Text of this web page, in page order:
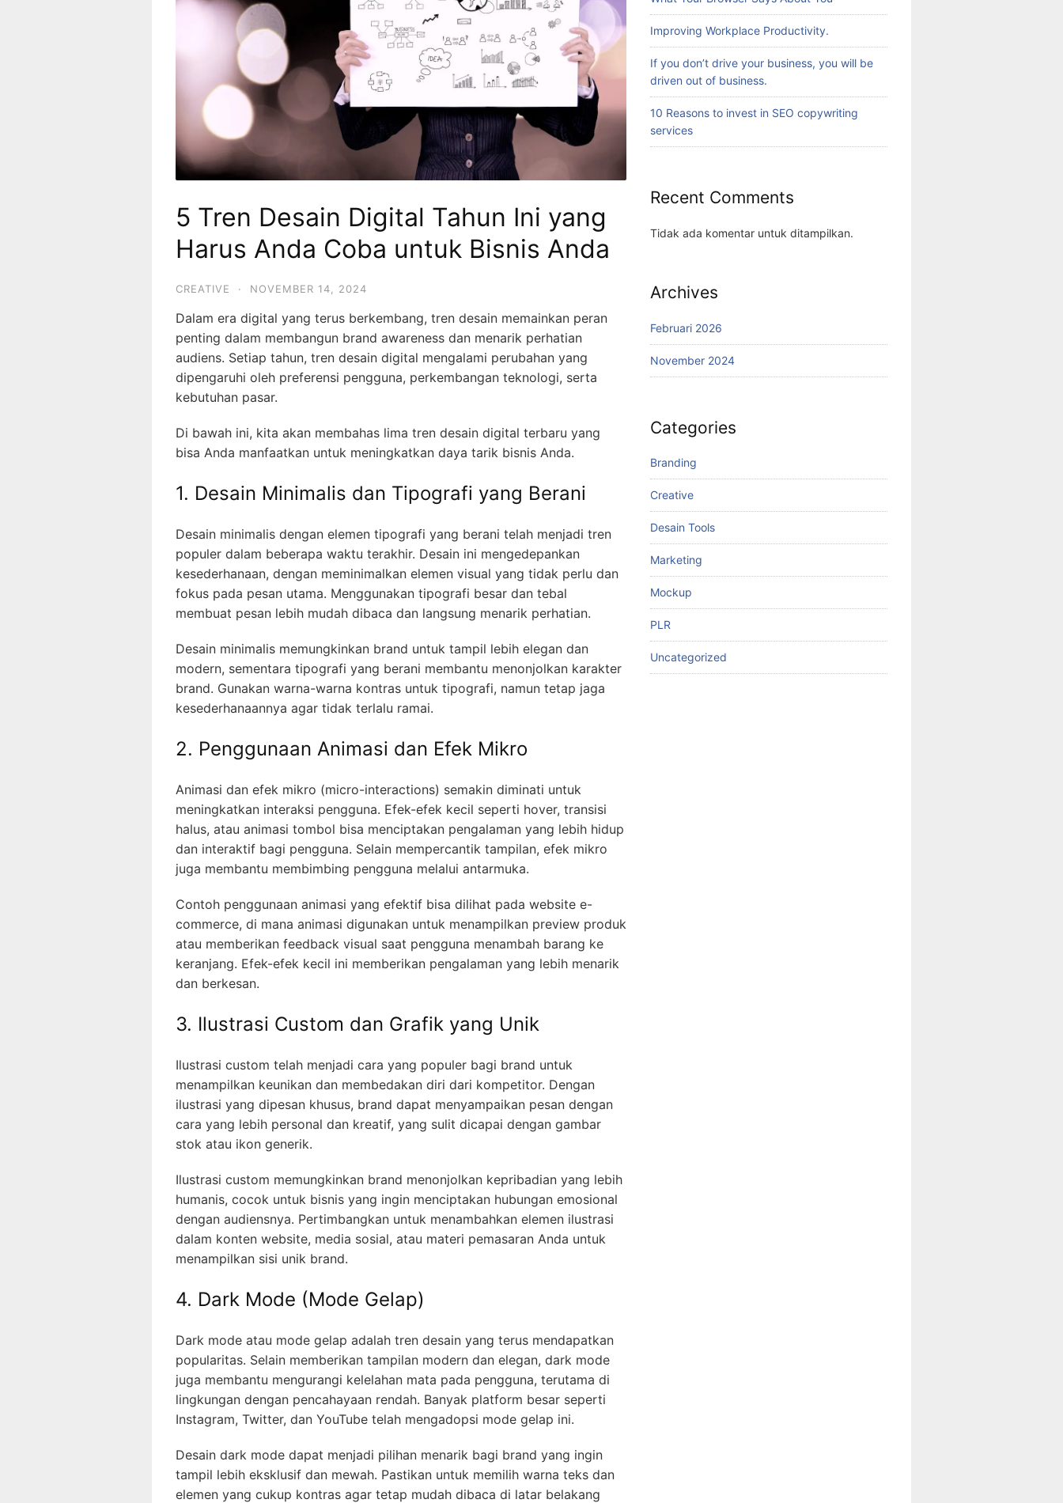
5 Tren Desain Digital Tahun Ini yang
Harus Anda Coba untuk Bisnis Anda
CREATIVE · NOVEMBER 14, 2024
Dalam era digital yang terus berkembang, tren desain memainkan peran
penting dalam membangun brand awareness dan menarik perhatian
audiens. Setiap tahun, tren desain digital mengalami perubahan yang
dipengaruhi oleh preferensi pengguna, perkembangan teknologi, serta
kebutuhan pasar.
Di bawah ini, kita akan membahas lima tren desain digital terbaru yang
bisa Anda manfaatkan untuk meningkatkan daya tarik bisnis Anda.
1. Desain Minimalis dan Tipografi yang Berani
Desain minimalis dengan elemen tipografi yang berani telah menjadi tren
populer dalam beberapa waktu terakhir. Desain ini mengedepankan
kesederhanaan, dengan meminimalkan elemen visual yang tidak perlu dan
fokus pada pesan utama. Menggunakan tipografi besar dan tebal
membuat pesan lebih mudah dibaca dan langsung menarik perhatian.
Desain minimalis memungkinkan brand untuk tampil lebih elegan dan
modern, sementara tipografi yang berani membantu menonjolkan karakter
brand. Gunakan warna-warna kontras untuk tipografi, namun tetap jaga
kesederhanaannya agar tidak terlalu ramai.
2. Penggunaan Animasi dan Efek Mikro
Animasi dan efek mikro (micro-interactions) semakin diminati untuk
meningkatkan interaksi pengguna. Efek-efek kecil seperti hover, transisi
halus, atau animasi tombol bisa menciptakan pengalaman yang lebih hidup
dan interaktif bagi pengguna. Selain mempercantik tampilan, efek mikro
juga membantu membimbing pengguna melalui antarmuka.
Contoh penggunaan animasi yang efektif bisa dilihat pada website e-
commerce, di mana animasi digunakan untuk menampilkan preview produk
atau memberikan feedback visual saat pengguna menambah barang ke
keranjang. Efek-efek kecil ini memberikan pengalaman yang lebih menarik
dan berkesan.
3. Ilustrasi Custom dan Grafik yang Unik
Ilustrasi custom telah menjadi cara yang populer bagi brand untuk
menampilkan keunikan dan membedakan diri dari kompetitor. Dengan
ilustrasi yang dipesan khusus, brand dapat menyampaikan pesan dengan
cara yang lebih personal dan kreatif, yang sulit dicapai dengan gambar
stok atau ikon generik.
Ilustrasi custom memungkinkan brand menonjolkan kepribadian yang lebih
humanis, cocok untuk bisnis yang ingin menciptakan hubungan emosional
dengan audiensnya. Pertimbangkan untuk menambahkan elemen ilustrasi
dalam konten website, media sosial, atau materi pemasaran Anda untuk
menampilkan sisi unik brand.
4. Dark Mode (Mode Gelap)
Dark mode atau mode gelap adalah tren desain yang terus mendapatkan
popularitas. Selain memberikan tampilan modern dan elegan, dark mode
juga membantu mengurangi kelelahan mata pada pengguna, terutama di
lingkungan dengan pencahayaan rendah. Banyak platform besar seperti
Instagram, Twitter, dan YouTube telah mengadopsi mode gelap ini.
Desain dark mode dapat menjadi pilihan menarik bagi brand yang ingin
tampil lebih eksklusif dan mewah. Pastikan untuk memilih warna teks dan
elemen yang cukup kontras agar tetap mudah dibaca di latar belakang
Improving Workplace Productivity.
If you don’t drive your business, you will be
driven out of business.
10 Reasons to invest in SEO copywriting
services
Recent Comments
Tidak ada komentar untuk ditampilkan.
Archives
Februari 2026
November 2024
Categories
Branding
Creative
Desain Tools
Marketing
Mockup
PLR
Uncategorized